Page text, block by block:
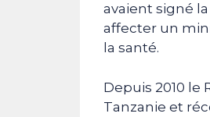
avaient signé
affecter un
la santé.
Depuis 2010 le
Tanzanie et